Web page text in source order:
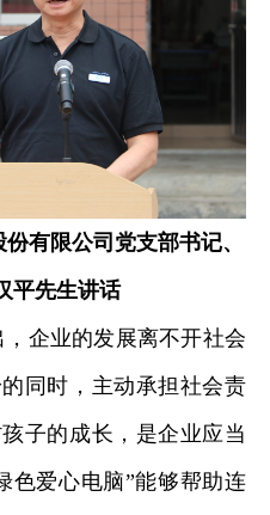
有限公司党支部书记、
平先生讲话
企业的发展离不开社会
同时，主动承担社会责
子的成长，是企业应当
色爱心电脑”能够帮助连